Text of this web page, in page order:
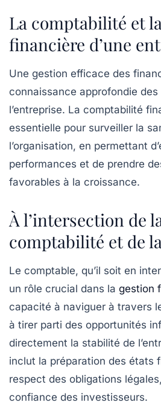
La comptabilité et
financière d’une
Une gestion efficace des
connaissance approfondie des
l’entreprise. La comptabilité
essentielle pour surveiller la
l’organisation, en permettant
performances et de prendre
favorables à la croissance.
À l’intersection de
comptabilité et de
Le comptable, qu’il soit en
un rôle crucial dans la gestion
capacité à naviguer à travers
à tirer parti des opportunités
directement la stabilité de
inclut la préparation des états
respect des obligations
confiance des investisseurs.